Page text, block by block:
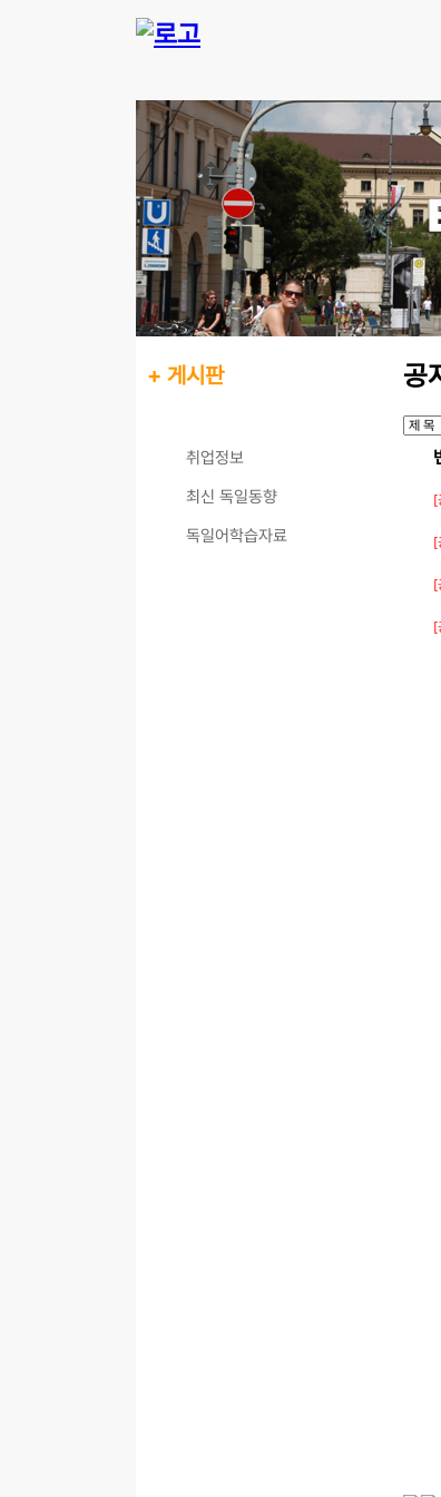
+ 게시판
취업정보
최신 독일동향
독일어학습자료
공
[
[
[
[